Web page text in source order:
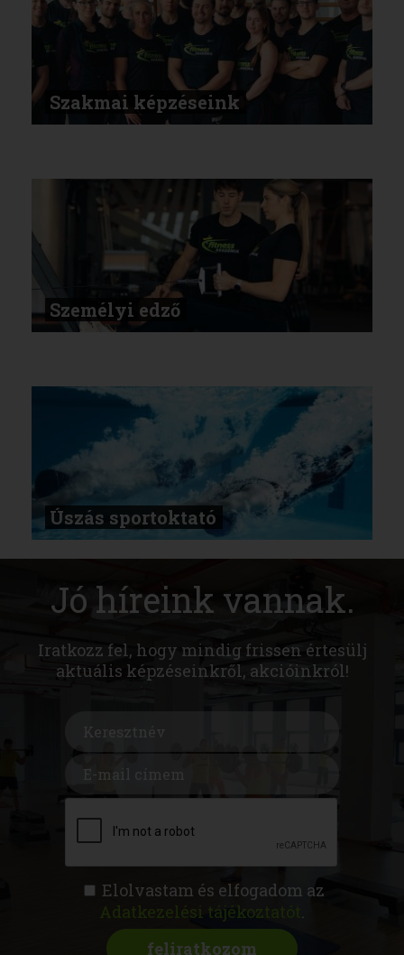
Szakmai képzéseink
Személyi edző
Úszás sportoktató
Jó híreink vannak.
Iratkozz fel, hogy mindig frissen értesülj
aktuális képzéseinkről, akcióinkról!
Elolvastam és elfogadom az
Adatkezelési tájékoztatót .
FITNESS AKADÉMIA
RÓLUNK MAGAZIN